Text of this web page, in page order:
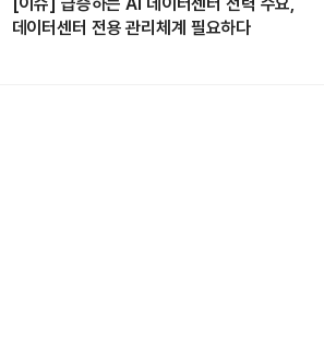
데이터센터 전용 관리체계 필요하다